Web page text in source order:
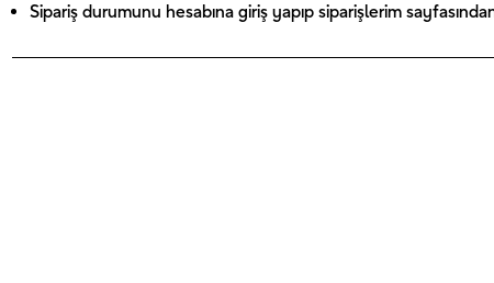
Sipariş durumunu hesabına giriş yapıp siparişlerim